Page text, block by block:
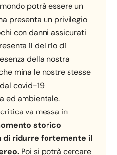
potrà essere un
presenta un privilegio
con danni assicurati
il delirio di
della nostra
mina le nostre stesse
covid-19
ed ambientale.
va messa in
storico
di ridurre fortemente il
Poi si potrà cercare